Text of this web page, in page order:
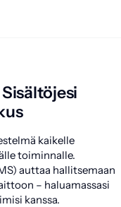
kaikelle
toiminnalle.
auttaa hallitsemaan
– haluamassasi
kanssa.